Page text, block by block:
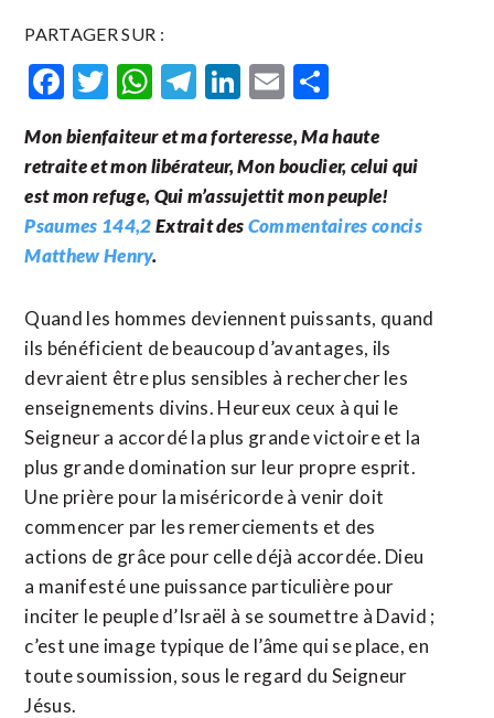
PARTAGER SUR :
Facebook
Twitter
WhatsApp
Telegram
LinkedIn
Email
Mon bienfaiteur et ma forteresse, Ma haute
retraite et mon libérateur, Mon bouclier, celui qui
est mon refuge, Qui m’assujettit mon peuple!
Psaumes 144,2Extrait desCommentaires concis
Matthew Henry.
Quand les hommes deviennent puissants, quand
ils bénéficient de beaucoup d’avantages, ils
devraient être plus sensibles à rechercher les
enseignements divins. Heureux ceux à qui le
Seigneur a accordé la plus grande victoire et la
plus grande domination sur leur propre esprit.
Une prière pour la miséricorde à venir doit
commencer par les remerciements et des
actions de grâce pour celle déjà accordée. Dieu
a manifesté une puissance particulière pour
inciter le peuple d’Israël à se soumettre à David ;
c’est une image typique de l’âme qui se place, en
toute soumission, sous le regard du Seigneur
Jésus.